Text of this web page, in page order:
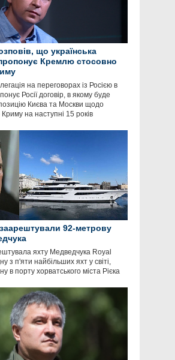
що українська
Кремлю стосовно
на переговорах із Росією в
Росії договір, в якому буде
Києва та Москви щодо
на наступні 15 років
заарештували 92-метрову
яхту Медведчука Royal
з п'яти найбільших яхт у світі,
в порту хорватського міста Рієка